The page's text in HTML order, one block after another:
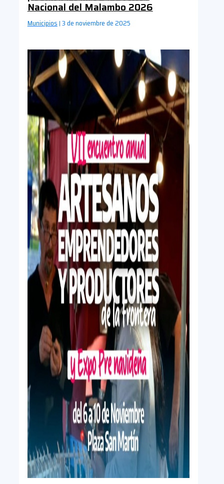
Nacional del Malambo 2026
Municipios | 3 de noviembre de 2025